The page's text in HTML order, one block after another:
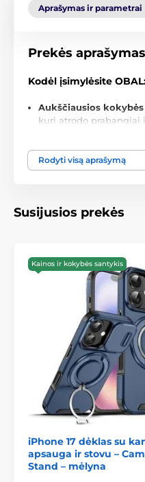
Aprašymas ir parametrai
Prekės aprašymas
Kodėl įsimylėsite
Aukščiausios
kuri atrodo prabangiai
nuo kritimų, įbrėžimų
Praktiška kišenėlė–
Magnetinis užsegimas
atidaromas
Rodyti visą aprašymą
Susijusios prekės
Kainos ir kokybės santykis
iPhone 17 dėklas su
apsauga ir stovu –
Stand – mėlyna